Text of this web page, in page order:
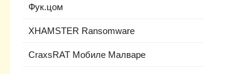
Фук.цом
XHAMSTER Ransomware
CraxsRAT Мобиле Малваре